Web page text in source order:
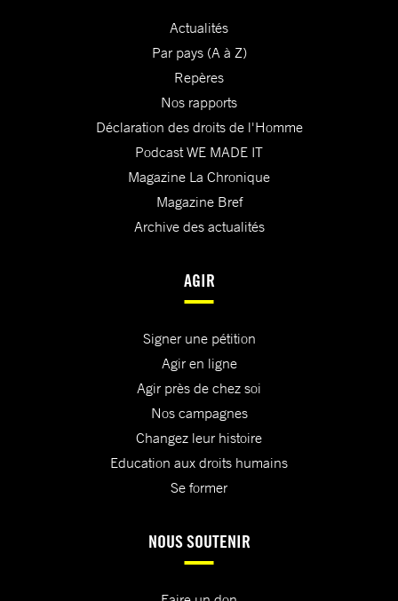
Actualités
Par pays (A à Z)
Repères
Nos rapports
Déclaration des droits de l'Homme
Podcast WE MADE IT
Magazine La Chronique
Magazine Bref
Archive des actualités
AGIR
Signer une pétition
Agir en ligne
Agir près de chez soi
Nos campagnes
Changez leur histoire
Education aux droits humains
Se former
NOUS SOUTENIR